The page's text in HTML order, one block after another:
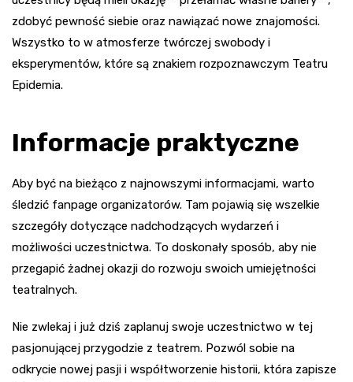
zdobyć pewność siebie oraz nawiązać nowe znajomości.
Wszystko to w atmosferze twórczej swobody i
eksperymentów, które są znakiem rozpoznawczym Teatru
Epidemia.
Informacje praktyczne
Aby być na bieżąco z najnowszymi informacjami, warto
śledzić fanpage organizatorów. Tam pojawią się wszelkie
szczegóły dotyczące nadchodzących wydarzeń i
możliwości uczestnictwa. To doskonały sposób, aby nie
przegapić żadnej okazji do rozwoju swoich umiejętności
teatralnych.
Nie zwlekaj i już dziś zaplanuj swoje uczestnictwo w tej
pasjonującej przygodzie z teatrem. Pozwól sobie na
odkrycie nowej pasji i współtworzenie historii, która zapisze